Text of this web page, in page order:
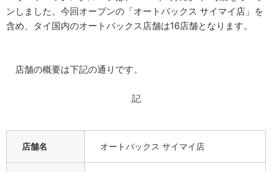
ンしました。今回オープンの「オートバックス サイマイ店」を
含め、タイ国内のオートバックス店舗は16店舗となります。
店舗の概要は下記の通りです。
記
店舗名 オートバックス サイマイ店